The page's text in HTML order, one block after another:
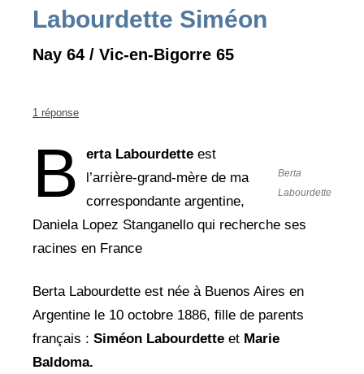
Labourdette Siméon
Nay 64 / Vic-en-Bigorre 65
1 réponse
Berta
Labourdette
B erta Labourdette est
l’arrière-grand-mère de ma
correspondante argentine,
Daniela Lopez Stanganello qui recherche ses
racines en France
Berta Labourdette est née à Buenos Aires en
Argentine le 10 octobre 1886, fille de parents
français : Siméon Labourdette et Marie
Baldoma.